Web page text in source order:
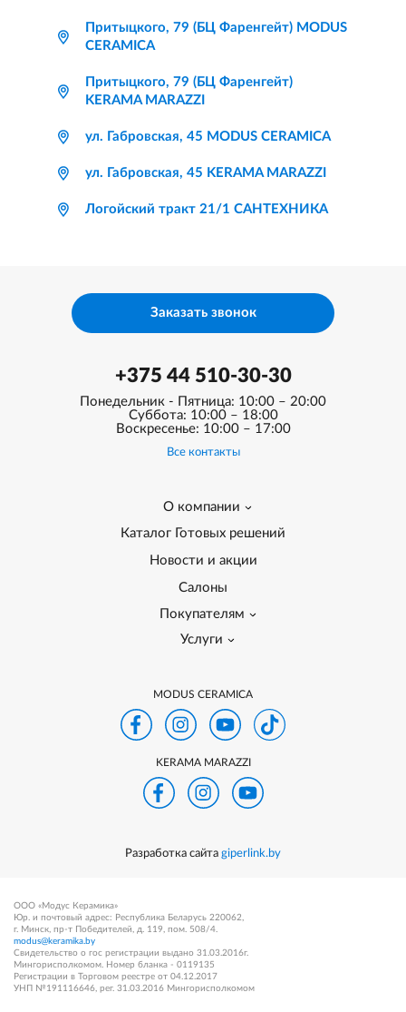
Притыцкого, 79 (БЦ Фаренгейт) MODUS
CERAMICA
Притыцкого, 79 (БЦ Фаренгейт)
KERAMA MARAZZI
ул. Габровская, 45 MODUS CERAMICA
ул. Габровская, 45 KERAMA MARAZZI
Логойский тракт 21/1 САНТЕХНИКА
+375 44 510-30-30
Понедельник - Пятница: 10:00 – 20:00
Суббота: 10:00 – 18:00
Воскресенье: 10:00 – 17:00
Все контакты
О компании
Каталог Готовых решений
Новости и акции
Салоны
Покупателям
Услуги
Заказать звонок
MODUS CERAMICA
KERAMA MARAZZI
Разработка сайта giperlink.by
ООО «Модус Керамика»
Юр. и почтовый адрес: Республика Беларусь 220062,
г. Минск, пр-т Победителей, д. 119, пом. 508/4.
modus@keramika.by
Свидетельство о гос регистрации выдано 31.03.2016г.
Мингорисполкомом. Номер бланка - 0119135
Регистрации в Торговом реестре от 04.12.2017
УНП №191116646, рег. 31.03.2016 Мингорисполкомом